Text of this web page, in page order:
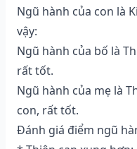
Ngũ hành của con là
vậy:
Ngũ hành của bố là
rất tốt.
Ngũ hành của mẹ là
con, rất tốt.
Đánh giá điểm ngũ